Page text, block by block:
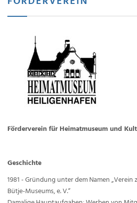
Förderverein für Heimatmuseum und
Geschichte
1981 - Gründung unter dem Namen „Verein
Bütje-Museums, e. V.“